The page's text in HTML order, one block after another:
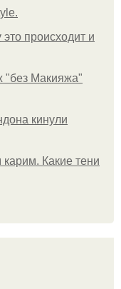
происходит и
"без Макияжа"
кинули
карим. Какие тени